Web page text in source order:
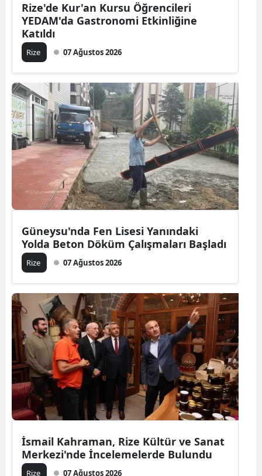
Rize'de Kur'an Kursu Öğrencileri
YEDAM'da Gastronomi Etkinliğine
Katıldı
Rize 07 Ağustos 2026
Güneysu'nda Fen Lisesi Yanındaki
Yolda Beton Döküm Çalışmaları Başladı
Rize 07 Ağustos 2026
İsmail Kahraman, Rize Kültür ve Sanat
Merkezi'nde İncelemelerde Bulundu
Rize 07 Ağustos 2026